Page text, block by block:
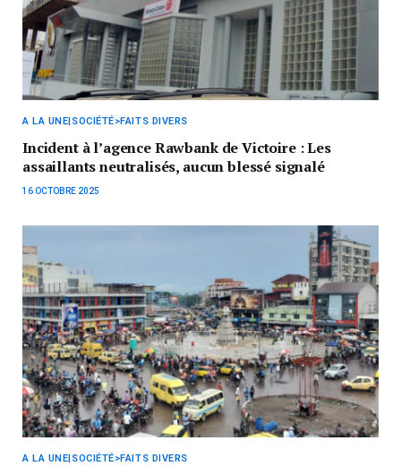
A LA UNE|SOCIÉTÉ>FAITS DIVERS
Incident à l’agence Rawbank de Victoire : Les
assaillants neutralisés, aucun blessé signalé
16 OCTOBRE 2025
A LA UNE|SOCIÉTÉ>FAITS DIVERS